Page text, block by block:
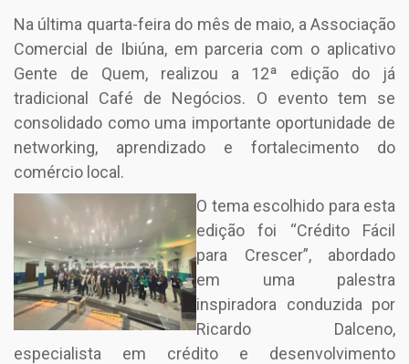
Na última quarta-feira do mês de maio, a Associação
Comercial de Ibiúna, em parceria com o aplicativo
Gente de Quem, realizou a 12ª edição do já
tradicional Café de Negócios. O evento tem se
consolidado como uma importante oportunidade de
networking, aprendizado e fortalecimento do
comércio local.
O tema escolhido para esta
edição foi “Crédito Fácil
para Crescer”, abordado
em uma palestra
inspiradora conduzida por
Ricardo Dalceno,
especialista em crédito e desenvolvimento